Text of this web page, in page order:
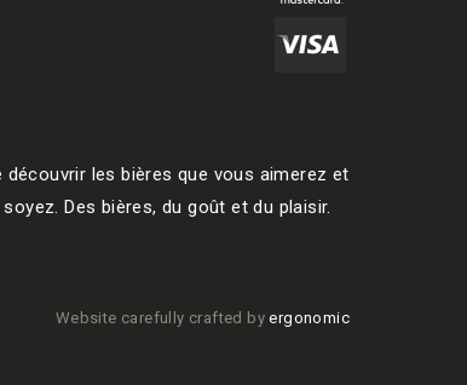
les bières que vous aimerez et
Des bières, du goût et du plaisir.
Website carefully crafted byergonomic